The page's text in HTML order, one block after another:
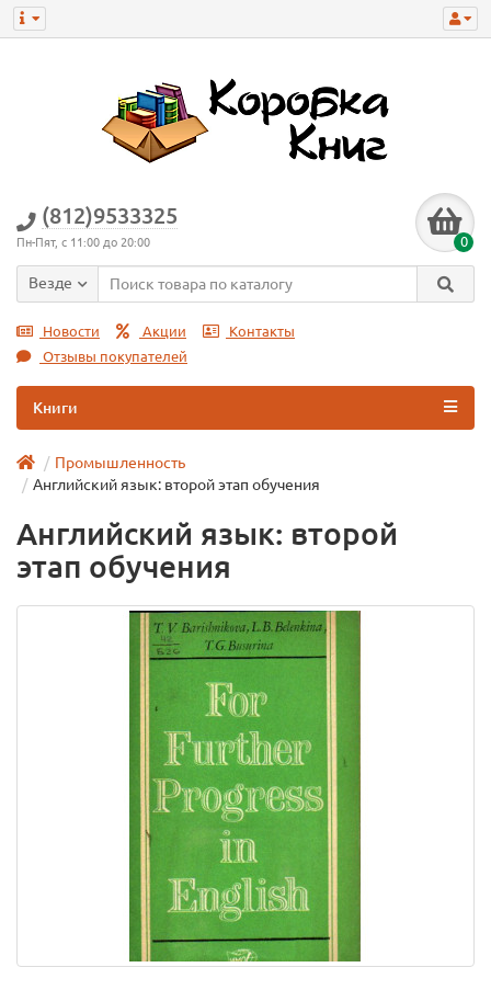
(812)9533325
Пн-Пят, с 11:00 до 20:00 0
Везде
Новости Акции
Контакты
Отзывы покупателей
Книги
Промышленность
Английский язык: второй этап обучения
Английский язык: второй
этап обучения